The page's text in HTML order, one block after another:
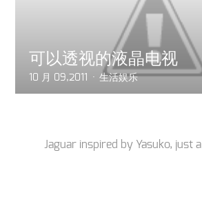
可以透视的液晶电视
10 月 09,2011 生活娱乐
Jaguar inspired by Yasuko, just a